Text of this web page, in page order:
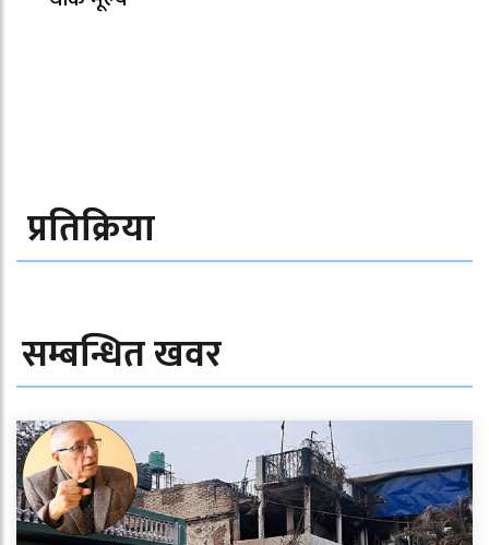
प्रतिक्रिया
सम्बन्धित खवर